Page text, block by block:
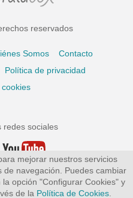
reservados
Somos
Contacto
Política de privacidad
redes sociales
mejorar nuestros servicios
de navegación. Puedes cambiar
opción "Configurar Cookies" y
de la Política de Cookies.